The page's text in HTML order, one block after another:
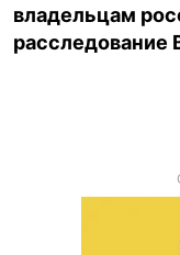
владельцам
расследование